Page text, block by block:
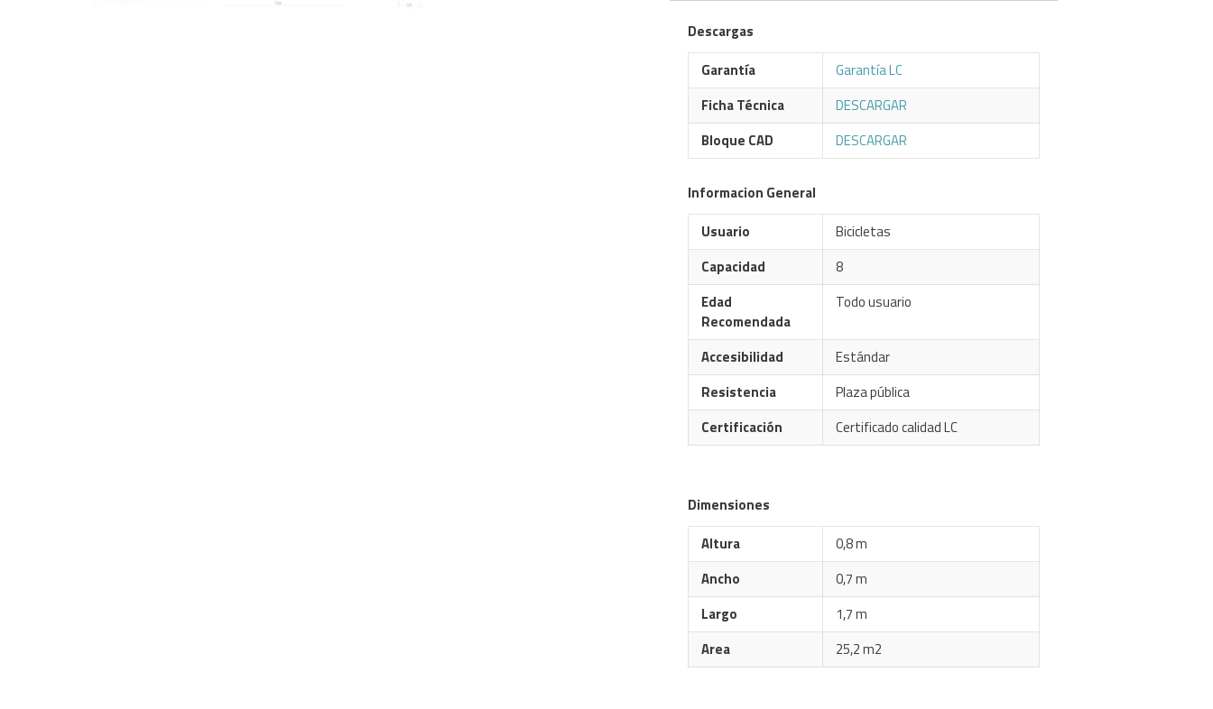
Descargas
Garantía
Garantía LC
Ficha Técnica
DESCARGAR
Bloque CAD
DESCARGAR
Informacion General
Usuario
Bicicletas
Capacidad
8
Edad
Recomendada
Todo usuario
Accesibilidad
Estándar
Resistencia
Plaza pública
Certificación
Certificado calidad LC
Dimensiones
Altura
0,8 m
Ancho
0,7 m
Largo
1,7 m
Area
25,2 m2